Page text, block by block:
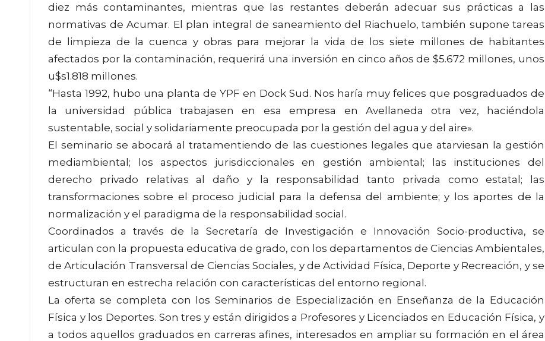
diez más contaminantes, mientras que las restantes deberán adecuar sus prácticas a las
normativas de Acumar. El plan integral de saneamiento del Riachuelo, también supone tareas
de limpieza de la cuenca y obras para mejorar la vida de los siete millones de habitantes
afectados por la contaminación, requerirá una inversión en cinco años de $5.672 millones, unos
u$s1.818 millones.
“Hasta 1992, hubo una planta de YPF en Dock Sud. Nos haría muy felices que posgraduados de
la universidad pública trabajasen en esa empresa en Avellaneda otra vez, haciéndola
sustentable, social y solidariamente preocupada por la gestión del agua y del aire».
El seminario se abocará al tratamentiendo de las cuestiones legales que atarviesan la gestión
mediambiental; los aspectos jurisdiccionales en gestión ambiental; las instituciones del
derecho privado relativas al daño y la responsabilidad tanto privada como estatal; las
transformaciones sobre el proceso judicial para la defensa del ambiente; y los aportes de la
normalización y el paradigma de la responsabilidad social.
Coordinados a través de la Secretaría de Investigación e Innovación Socio-productiva, se
articulan con la propuesta educativa de grado, con los departamentos de Ciencias Ambientales,
de Articulación Transversal de Ciencias Sociales, y de Actividad Física, Deporte y Recreación, y se
estructuran en estrecha relación con características del entorno regional.
La oferta se completa con los Seminarios de Especialización en Enseñanza de la Educación
Física y los Deportes. Son tres y están dirigidos a Profesores y Licenciados en Educación Física, y
a todos aquellos graduados en carreras afines, interesados en ampliar su formación en el área